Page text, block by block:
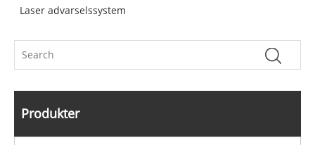
Laser advarselssystem
Produkter